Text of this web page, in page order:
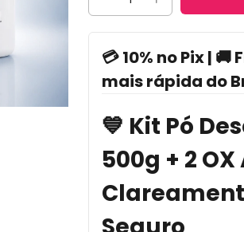
💳 10% no Pix |
mais rápida do
💙 Kit Pó
500g + 2